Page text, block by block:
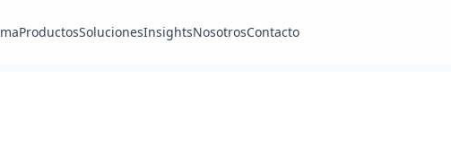
ProductosSolucionesInsightsNosotrosContacto